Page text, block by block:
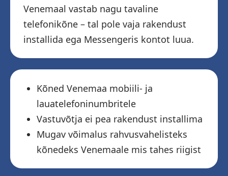
Venemaal vastab nagu tavaline
telefonikõne – tal pole vaja rakendust
installida ega Messengeris kontot luua.
Kõned Venemaa mobiili- ja
lauatelefoninumbritele
Vastuvõtja ei pea rakendust installima
Mugav võimalus rahvusvahelisteks
kõnedeks Venemaale mis tahes riigist